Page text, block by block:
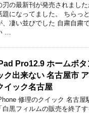
刃の最新刊が発売されまし
題になってました。 ちらっ
、凄い並びでした 自粛自粛
…
Pro12.9 ホームボタ
ク出来ない 名古屋市
イック名古屋
修理のクイック 名古屋
「白黒フィルムの販売を終了